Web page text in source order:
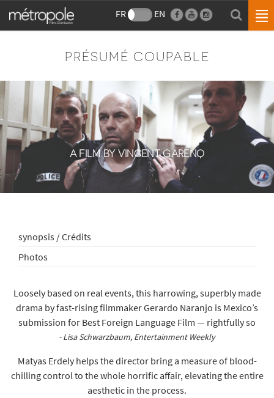
FR EN
PRÉSUMÉ COUPABLE
A FILM BY VINCENT GARENQ
synopsis / Crédits
Photos
Loosely based on real events, this harrowing, superbly made
drama by fast-rising filmmaker Gerardo Naranjo is Mexico’s
submission for Best Foreign Language Film — rightfully so
- Lisa Schwarzbaum, Entertainment Weekly
Matyas Erdely helps the director bring a measure of blood-
chilling control to the whole horrific affair, elevating the entire
aesthetic in the process.